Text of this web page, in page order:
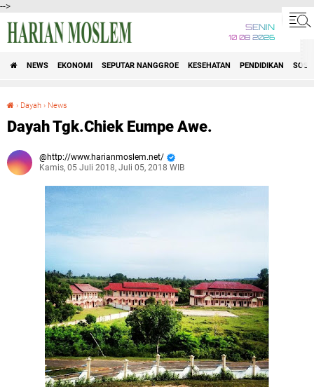
-->
SENIN
10 08 2026
NEWS EKONOMI SEPUTAR NANGGROE KESEHATAN PENDIDIKAN
› Dayah › News
Dayah Tgk.Chiek Eumpe Awe.
http://www.harianmoslem.net/
Kamis, 05 Juli 2018, Juli 05, 2018 WIB